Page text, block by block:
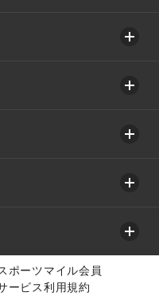
ポーツマイル会員
ービス利用規約